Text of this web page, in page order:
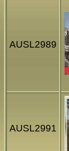
AUSL2989
AUSL2991